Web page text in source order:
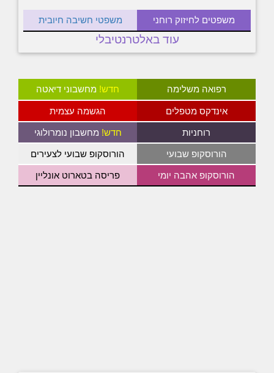
משפטים לחיזוק רוחני משפטי חשיבה חיובית
עוד באלטרנטיבלי
רפואה משלימה חדש! מחשבוני דיאטה
אינדקס מטפלים הגשמה עצמית
רוחניות חדש! מחשבון נומרולוגי
הורוסקופ שבועי הורוסקופ שבועי לצעירים
הורוסקופ אהבה יומי פריסה בטארוט אונליין